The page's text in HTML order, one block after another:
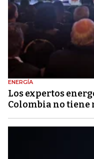
ENERGÍA
Los expertos
Colombia no tiene